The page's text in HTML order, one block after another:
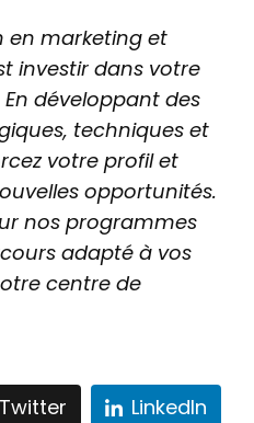
en marketing et
investir dans votre
développant des
techniques et
votre profil et
opportunités.
nos programmes
adapté à vos
centre de
Twitter LinkedIn